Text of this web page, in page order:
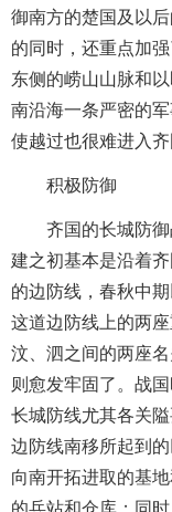
御南方的楚国及以
的同时，还重点加
东侧的崂山山脉和
南沿海一条严密的
使越过也很难进入
积极防御
齐国的长城防
建之初基本是沿着
的边防线，春秋中
这道边防线上的两
汶、泗之间的两座
则愈发牢固了。战
长城防线尤其各关
边防线南移所起到
向南开拓进取的基